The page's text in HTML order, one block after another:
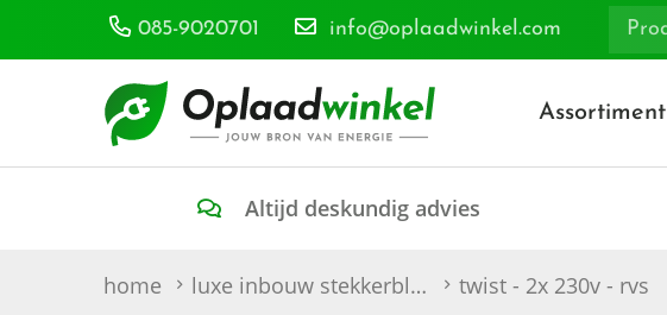
085-9020701 info@oplaadwinkel.com
Assortiment
Altijd deskundig advies
home luxe inbouw stekkerblokken twist - 2x 230v - rvs